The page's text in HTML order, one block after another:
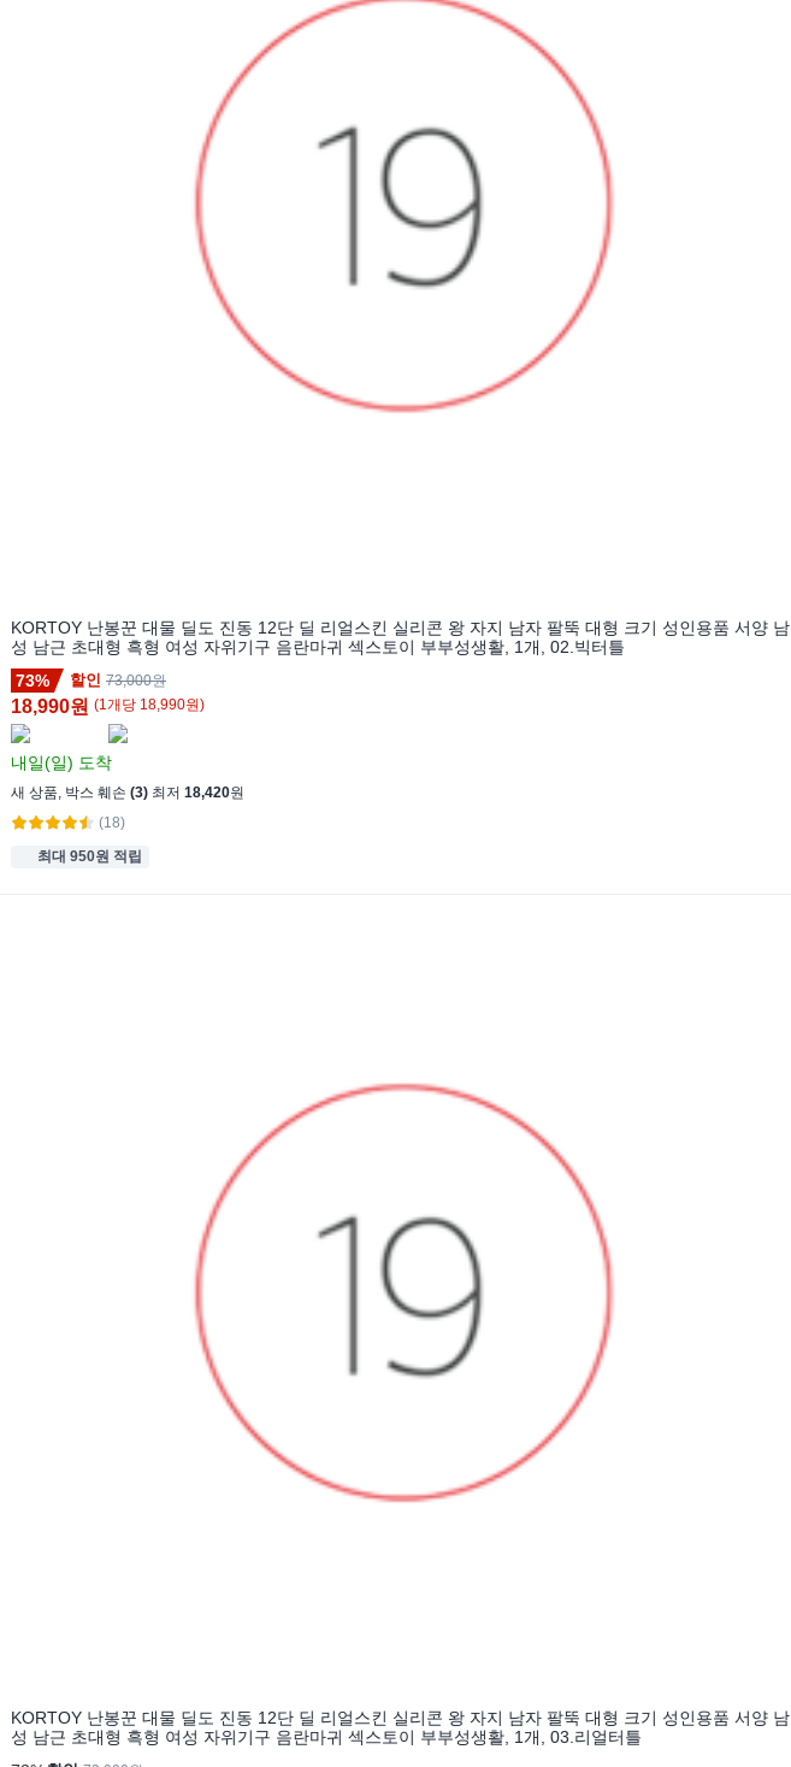
KORTOY 난봉꾼 대물 딜도 진동 12단 딜 리얼스킨 실리콘 왕 자지 남자 팔뚝 대형 크기 성인용품 서양 남
성 남근 초대형 흑형 여성 자위기구 음란마귀 섹스토이 부부성생활, 1개, 02.빅터틀
73%
할인 73,000원
18,990원 (1개 당 18,990원)
내일(일) 도착
새 상품, 박스 훼손 (3) 최저 18,420원
(18)
최대 950원 적립
KORTOY 난봉꾼 대물 딜도 진동 12단 딜 리얼스킨 실리콘 왕 자지 남자 팔뚝 대형 크기 성인용품 서양 남
성 남근 초대형 흑형 여성 자위기구 음란마귀 섹스토이 부부성생활, 1개, 03.리얼터틀